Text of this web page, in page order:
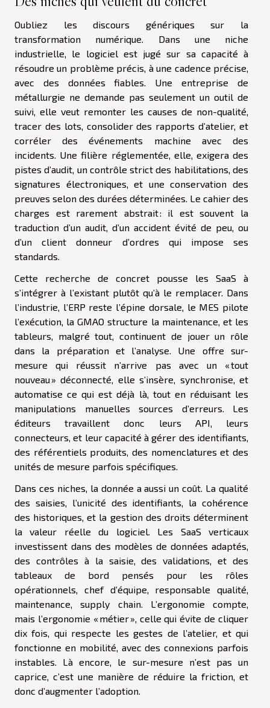
Oubliez les discours génériques sur la
transformation numérique. Dans une niche
industrielle, le logiciel est jugé sur sa capacité à
résoudre un problème précis, à une cadence précise,
avec des données fiables. Une entreprise de
métallurgie ne demande pas seulement un outil de
suivi, elle veut remonter les causes de non-qualité,
tracer des lots, consolider des rapports d’atelier, et
corréler des événements machine avec des
incidents. Une filière réglementée, elle, exigera des
pistes d’audit, un contrôle strict des habilitations, des
signatures électroniques, et une conservation des
preuves selon des durées déterminées. Le cahier des
charges est rarement abstrait : il est souvent la
traduction d’un audit, d’un accident évité de peu, ou
d’un client donneur d’ordres qui impose ses
standards.
Cette recherche de concret pousse les SaaS à
s’intégrer à l’existant plutôt qu’à le remplacer. Dans
l’industrie, l’ERP reste l’épine dorsale, le MES pilote
l’exécution, la GMAO structure la maintenance, et les
tableurs, malgré tout, continuent de jouer un rôle
dans la préparation et l’analyse. Une offre sur-
mesure qui réussit n’arrive pas avec un « tout
nouveau » déconnecté, elle s’insère, synchronise, et
automatise ce qui est déjà là, tout en réduisant les
manipulations manuelles sources d’erreurs. Les
éditeurs travaillent donc leurs API, leurs
connecteurs, et leur capacité à gérer des identifiants,
des référentiels produits, des nomenclatures et des
unités de mesure parfois spécifiques.
Dans ces niches, la donnée a aussi un coût. La qualité
des saisies, l’unicité des identifiants, la cohérence
des historiques, et la gestion des droits déterminent
la valeur réelle du logiciel. Les SaaS verticaux
investissent dans des modèles de données adaptés,
des contrôles à la saisie, des validations, et des
tableaux de bord pensés pour les rôles
opérationnels, chef d’équipe, responsable qualité,
maintenance, supply chain. L’ergonomie compte,
mais l’ergonomie « métier », celle qui évite de cliquer
dix fois, qui respecte les gestes de l’atelier, et qui
fonctionne en mobilité, avec des connexions parfois
instables. Là encore, le sur-mesure n’est pas un
caprice, c’est une manière de réduire la friction, et
donc d’augmenter l’adoption.